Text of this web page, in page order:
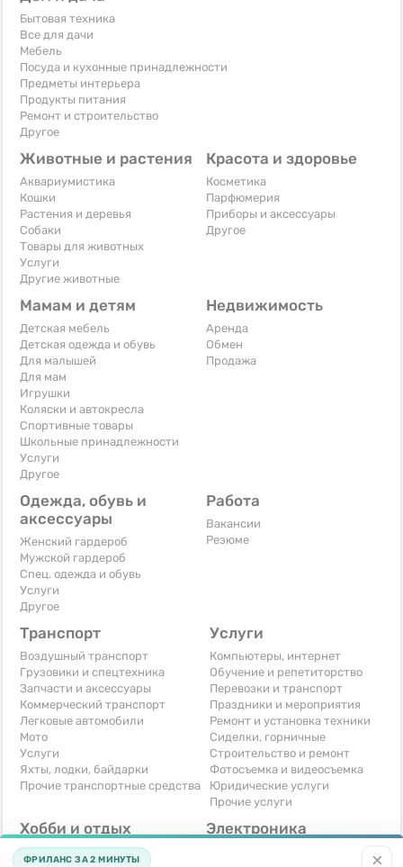
Бытовая техника
Все для дачи
Мебель
Посуда и кухонные принадлежности
Предметы интерьера
Продукты питания
Ремонт и строительство
Другое
Животные и растения
Аквариумистика
Кошки
Растения и деревья
Собаки
Товары для животных
Услуги
Другие животные
Красота и здоровье
Косметика
Парфюмерия
Приборы и аксессуары
Другое
Мамам и детям
Детская мебель
Детская одежда и обувь
Для малышей
Для мам
Игрушки
Коляски и автокресла
Спортивные товары
Школьные принадлежности
Услуги
Другое
Недвижимость
Аренда
Обмен
Продажа
Одежда, обувь и
аксессуары
Женский гардероб
Мужской гардероб
Спец. одежда и обувь
Услуги
Другое
Работа
Вакансии
Резюме
Транспорт
Воздушный транспорт
Грузовики и спецтехника
Запчасти и аксессуары
Коммерческий транспорт
Легковые автомобили
Мото
Услуги
Яхты, лодки, байдарки
Прочие транспортные средства
Услуги
Компьютеры, интернет
Обучение и репетиторство
Перевозки и транспорт
Праздники и мероприятия
Ремонт и установка техники
Сиделки, горничные
Строительство и ремонт
Фотосъемка и видеосъемка
Юридические услуги
Прочие услуги
Хобби и отдых
Книги и журналы
Электроника
×
ФРИЛАНС ЗА 2 МИНУТЫ